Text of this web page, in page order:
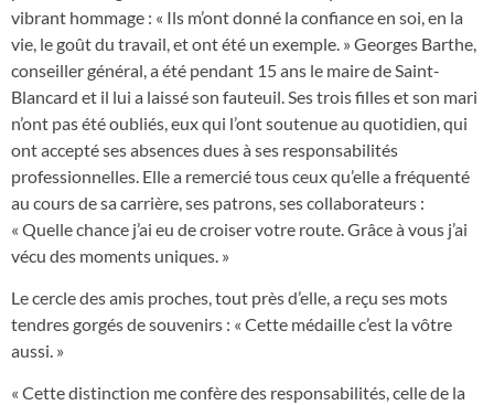
vibrant hommage : « Ils m’ont donné la confiance en soi, en la
vie, le goût du travail, et ont été un exemple. » Georges Barthe,
conseiller général, a été pendant 15 ans le maire de Saint-
Blancard et il lui a laissé son fauteuil. Ses trois filles et son mari
n’ont pas été oubliés, eux qui l’ont soutenue au quotidien, qui
ont accepté ses absences dues à ses responsabilités
professionnelles. Elle a remercié tous ceux qu’elle a fréquenté
au cours de sa carrière, ses patrons, ses collaborateurs :
« Quelle chance j’ai eu de croiser votre route. Grâce à vous j’ai
vécu des moments uniques. »
Le cercle des amis proches, tout près d’elle, a reçu ses mots
tendres gorgés de souvenirs : « Cette médaille c’est la vôtre
aussi. »
« Cette distinction me confère des responsabilités, celle de la